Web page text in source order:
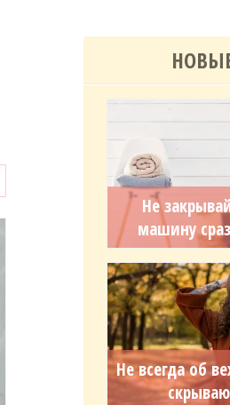
Не
машину
Не всегда об